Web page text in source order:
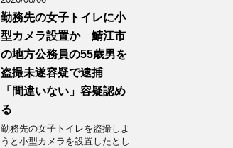
勤務先の女子トイレに小
型カメラ設置か 鯖江市
の地方公務員の55歳男を
盗撮未遂容疑で逮捕
「間違いない」容疑認め
る
勤務先の女子トイレを盗撮しよ
うと小型カメラを設置したとし